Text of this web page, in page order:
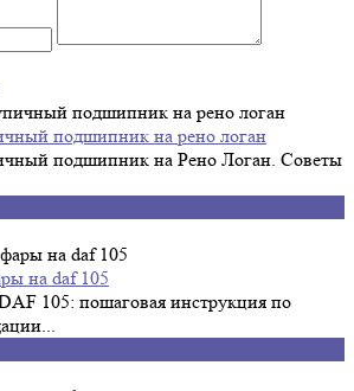
подшипник на рено логан
подшипник на Рено Логан. Советы
на daf 105
105: пошаговая инструкция по